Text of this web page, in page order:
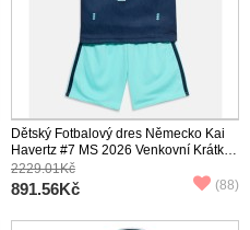
Dětský Fotbalový dres Německo Kai
Havertz #7 MS 2026 Venkovní Krátký
Rukáv (+ trenýrky)
2229.01Kč
891.56Kč (88)